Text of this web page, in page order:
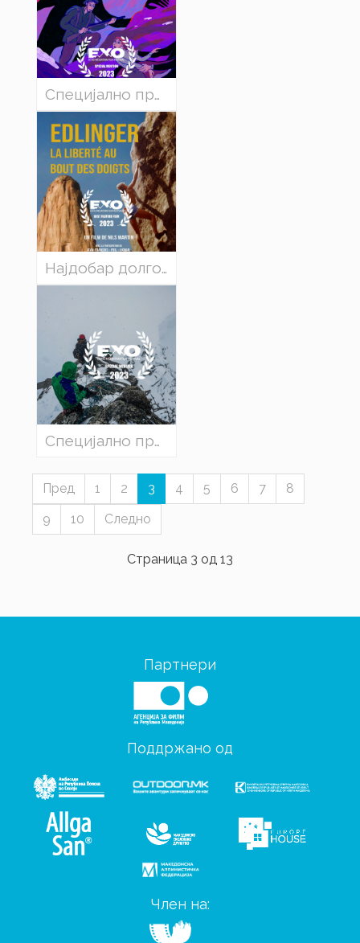
Специјално признание во категоријата Краток филм: „Легендата за Златорог“
Најдобар долгометражен филм: „Едланже - слобода на врвот на прстите“, Нилс Мартин, Франција
Специјално признание: „Проклетството на планината“, Дариуш Залуски / Освалд Родриго Перера
Пред 1 2 3 4 5 6 7
8
9
10 Следно
Страница 3 од 13
Партнери
Поддржано од
Член на: